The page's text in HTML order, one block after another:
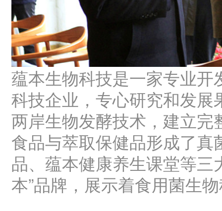
蕴本生物科技是一家专业
科技企业，专心研究和发
两岸生物发酵技术，建立
食品与萃取保健品形成了
品、蕴本健康养生课堂等三
本”品牌，展示着食用菌生